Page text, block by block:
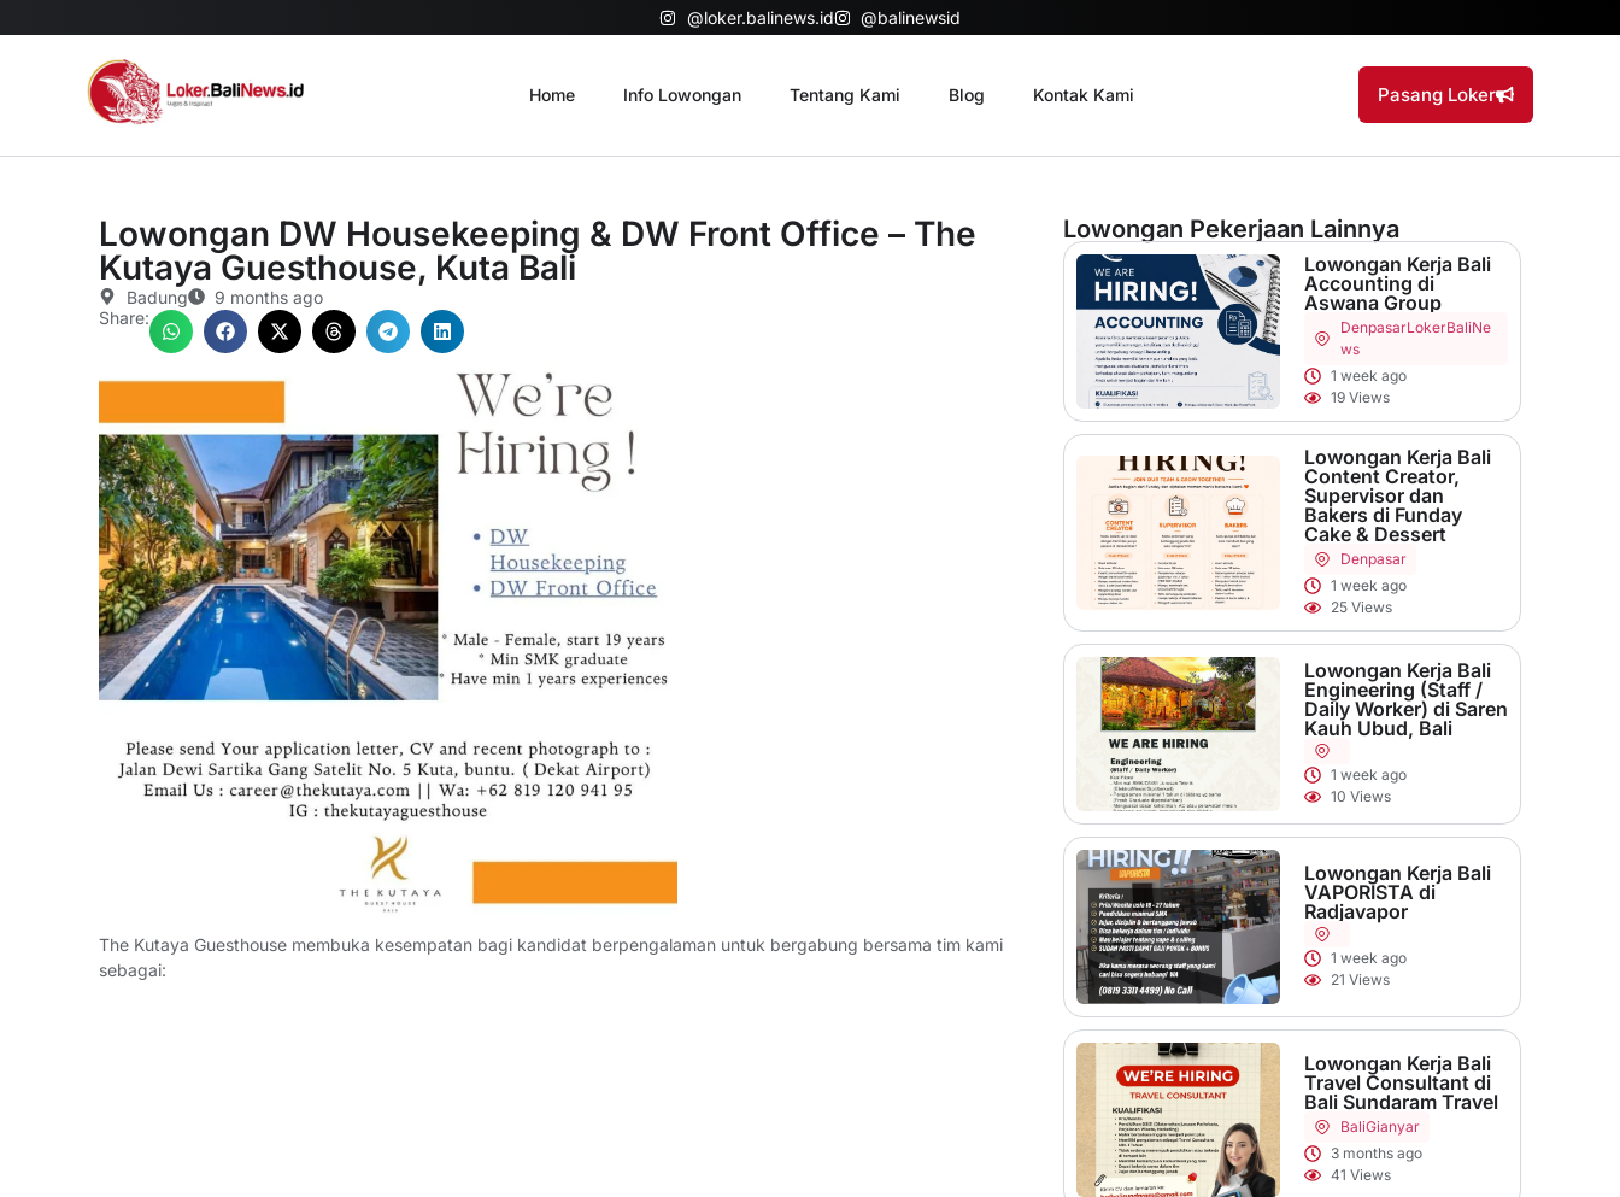
@loker.balinews.id @balinewsid
Home Info Lowongan Tentang Kami Blog Kontak Kami Pasang Loker
Lowongan DW Housekeeping & DW Front Office – The
Kutaya Guesthouse, Kuta Bali
Badung
9 months ago
Share:
The Kutaya Guesthouse membuka kesempatan bagi kandidat berpengalaman untuk bergabung bersama tim kami
sebagai:
Lowongan Pekerjaan Lainnya
Lowongan Kerja Bali
Accounting di
Aswana Group
DenpasarLokerBaliNe
ws
1 week ago
19 Views
Lowongan Kerja Bali
Content Creator,
Supervisor dan
Bakers di Funday
Cake & Dessert
Denpasar
1 week ago
25 Views
Lowongan Kerja Bali
Engineering (Staff /
Daily Worker) di Saren
Kauh Ubud, Bali
1 week ago
10 Views
Lowongan Kerja Bali
VAPORISTA di
Radjavapor
1 week ago
21 Views
Lowongan Kerja Bali
Travel Consultant di
Bali Sundaram Travel
BaliGianyar
3 months ago
41 Views